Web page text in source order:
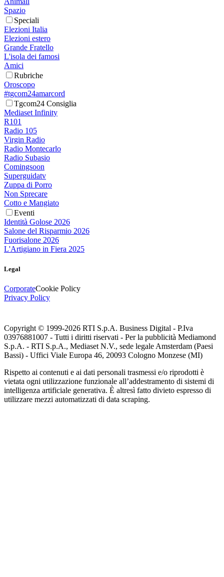
Spazio
Speciali
Elezioni Italia
Elezioni estero
Grande Fratello
L'isola dei famosi
Amici
Rubriche
Oroscopo
#tgcom24amarcord
Tgcom24 Consiglia
Mediaset Infinity
R101
Radio 105
Virgin Radio
Radio Montecarlo
Radio Subasio
Comingsoon
Superguidatv
Zuppa di Porro
Non Sprecare
Cotto e Mangiato
Eventi
Identità Golose 2026
Salone del Risparmio 2026
Fuorisalone 2026
L'Artigiano in Fiera 2025
Legal
CorporateCookie Policy
Privacy Policy
Copyright © 1999-2026 RTI S.p.A. Business Digital - P.Iva
03976881007 - Tutti i diritti riservati - Per la pubblicità Mediamond
S.p.A. - RTI S.p.A., Mediaset N.V., sede legale Amsterdam (Paesi
Bassi) - Uffici Viale Europa 46, 20093 Cologno Monzese (MI)
Rispetto ai contenuti e ai dati personali trasmessi e/o riprodotti è
vietata ogni utilizzazione funzionale all’addestramento di sistemi di
intelligenza artificiale generativa. È altresì fatto divieto espresso di
utilizzare mezzi automatizzati di data scraping.